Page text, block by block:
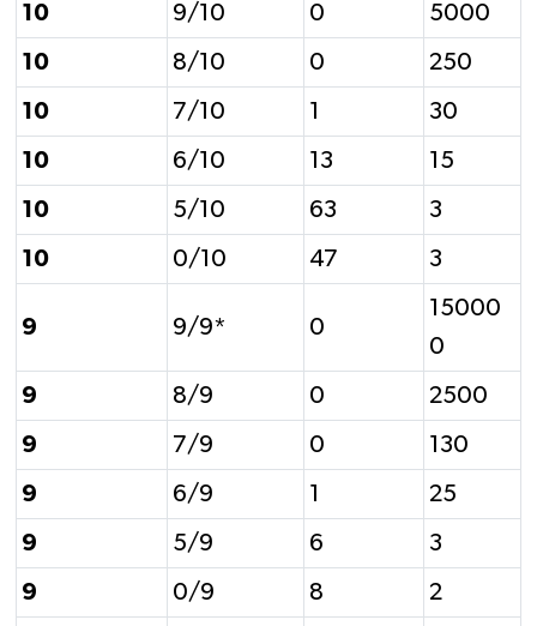
10 9/10 0 5000
10 8/10 0 250
10 7/10 1 30
10 6/10 13 15
10 5/10 63 3
10 0/10 47 3
9 9/9* 0
15000
0
9 8/9 0 2500
9 7/9 0 130
9 6/9 1 25
9 5/9 6 3
9 0/9 8 2